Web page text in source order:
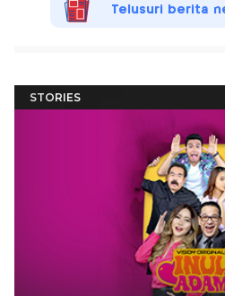
Telusuri berita